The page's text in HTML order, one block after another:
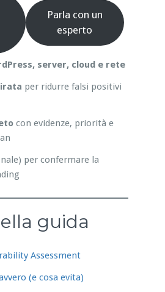
Parla con un
esperto
server, cloud e rete
per ridurre falsi positivi
con evidenze, priorità e
per confermare la
guida
Assessment
(e cosa evita)